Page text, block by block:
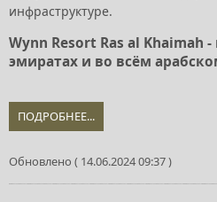
инфраструктуре.
Wynn Resort Ras al Khaimah
эмиратах и во всём
ПОДРОБНЕЕ...
Обновлено ( 14.06.2024 09:37 )